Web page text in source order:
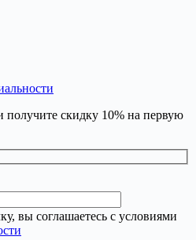
скидку 10% на первую
вы соглашаетесь с условиями